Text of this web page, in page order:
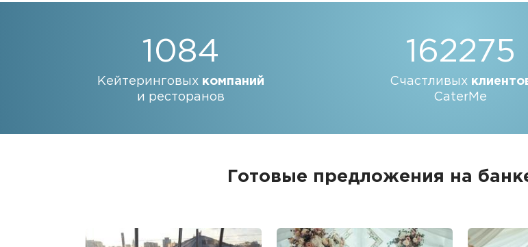
1441
Кейтеринговых компаний
и ресторанов
234370
Счастливых
CaterMe
Готовые предложения на